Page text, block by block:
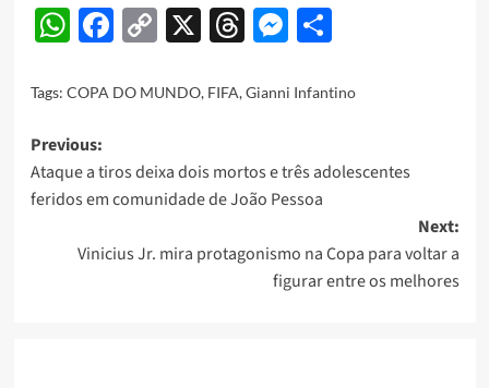
WhatsApp
Facebook
Copy
X Threads
Messenger
Share
Tags: COPA DO MUNDO, FIFA,Gianni Infantino
Post
navigation
Previous:
Ataque a tiros deixa dois mortos e três adolescentes
feridos em comunidade de João Pessoa
Next:
Vinicius Jr. mira protagonismo na Copa para voltar a
figurar entre os melhores